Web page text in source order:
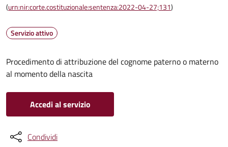
(urn:nir:corte.costituzionale:sentenza:2022-04-27;131)
Servizio attivo
Procedimento di attribuzione del cognome paterno o materno
al momento della nascita
Accedi al servizio
Condividi